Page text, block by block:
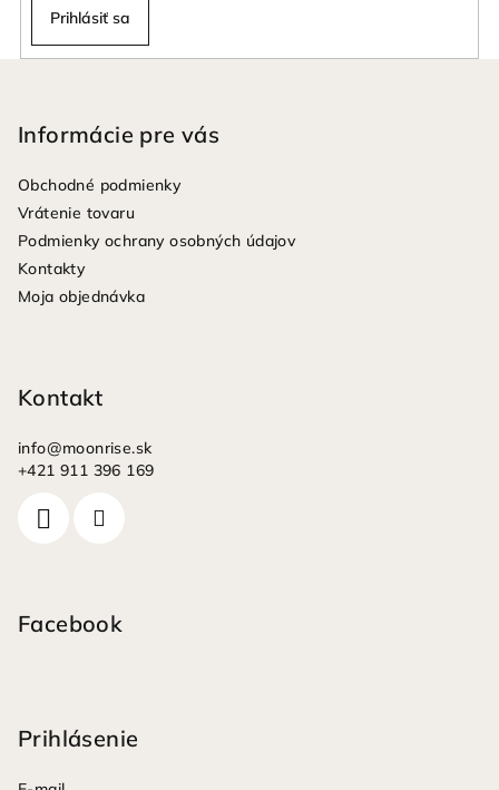
Prihlásiť sa
Informácie pre vás
Obchodné podmienky
Vrátenie tovaru
Podmienky ochrany osobných údajov
Kontakty
Moja objednávka
Kontakt
info@moonrise.sk
+421 911 396 169
Facebook
Prihlásenie